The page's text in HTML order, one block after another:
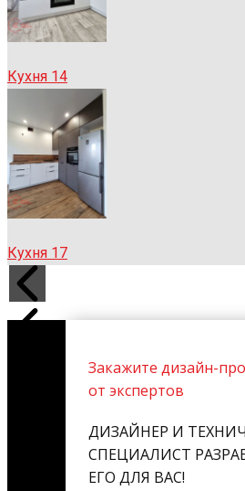
Кухня 14
Кухня 17
Закажите дизайн-
от экспертов
ДИЗАЙНЕР И
СПЕЦИАЛИСТ
ЕГО ДЛЯ ВАС!